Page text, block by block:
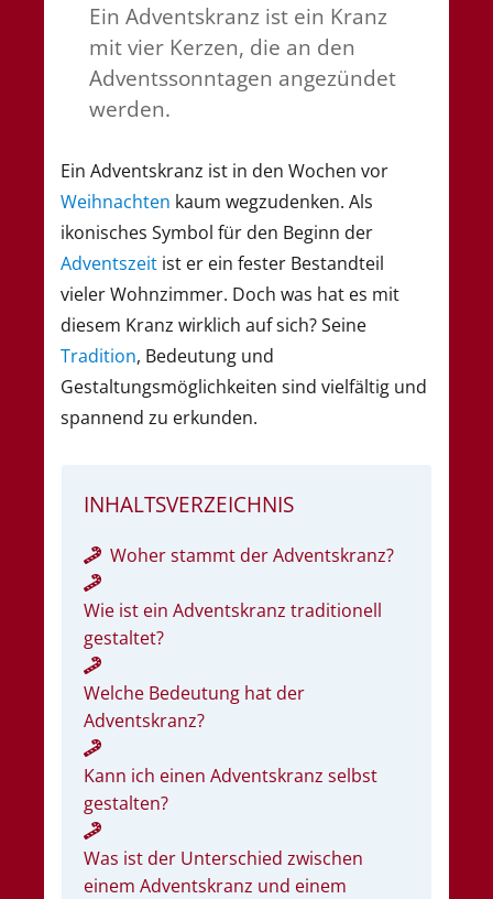
Ein Adventskranz ist ein Kranz
mit vier Kerzen, die an den
Adventssonntagen angezündet
werden.
Ein Adventskranz ist in den Wochen vor
Weihnachten kaum wegzudenken. Als
ikonisches Symbol für den Beginn der
Adventszeit ist er ein fester Bestandteil
vieler Wohnzimmer. Doch was hat es mit
diesem Kranz wirklich auf sich? Seine
Tradition, Bedeutung und
Gestaltungsmöglichkeiten sind vielfältig und
spannend zu erkunden.
INHALTSVERZEICHNIS
Woher stammt der Adventskranz?
Wie ist ein Adventskranz traditionell
gestaltet?
Welche Bedeutung hat der
Adventskranz?
Kann ich einen Adventskranz selbst
gestalten?
Was ist der Unterschied zwischen
einem Adventskranz und einem